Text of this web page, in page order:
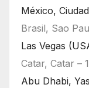
México,
Brasil, Sao
Las Vegas
Catar, Catar –
Abu Dhabi,